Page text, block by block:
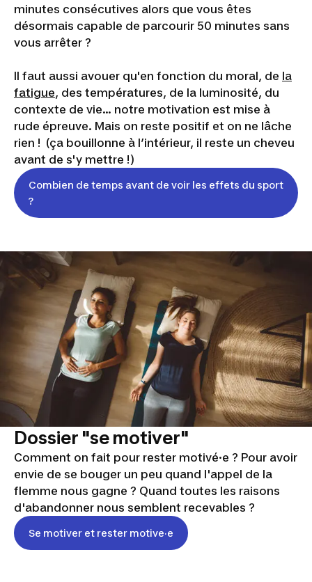
minutes consécutives alors que vous êtes
désormais capable de parcourir 50 minutes sans
vous arrêter ?
Il faut aussi avouer qu'en fonction du moral, de la
fatigue, des températures, de la luminosité, du
contexte de vie… notre motivation est mise à
rude épreuve. Mais on reste positif et on ne lâche
rien ! (ça bouillonne à l’intérieur, il reste un cheveu
avant de s'y mettre !)
Combien de temps avant de voir les effets du sport
?
Dossier "se motiver"
Comment on fait pour rester motivé·e ? Pour avoir
envie de se bouger un peu quand l'appel de la
flemme nous gagne ? Quand toutes les raisons
d'abandonner nous semblent recevables ?
Se motiver et rester motive·e